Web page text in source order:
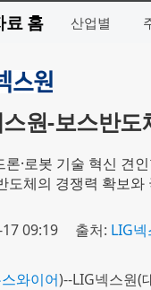
료 홈 산업별
원-보스반
·로봇 기술 혁신 견인
도체의 경쟁력 확보
09:19 출처: LIG넥
와이어)--LIG넥스원(